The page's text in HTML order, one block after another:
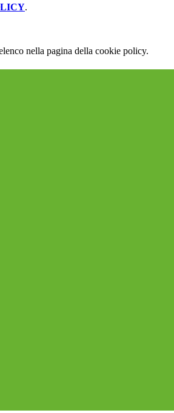
.
nella pagina della cookie policy.